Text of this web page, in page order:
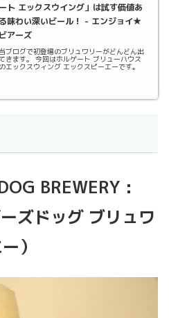
ート エックスウイング」は試す価値あ
る味わい深いビール！ - エンジョイ★
ビアーズ
当ブログで初登場のブリュワリーがどんどん出
てきます。 今回はホルゲート ブリューハウス
のエックスウィング エックスピーエーです。
BREWERY :
ズドッグ ブリュワ
）